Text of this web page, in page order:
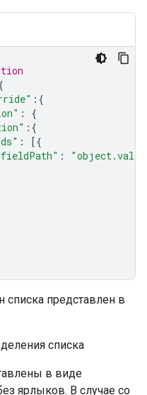
:{
:
{
:{
:
[{
:
списка представлен в
в виде
ярлыков. В случае со